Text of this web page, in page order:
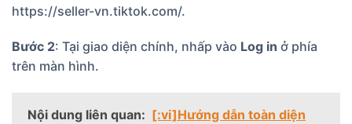
https://seller-vn.tiktok.com/.
Bước 2: Tại giao diện chính, nhấp vào Log in ở phía
trên màn hình.
Nội dung liên quan: [:vi]Hướng dẫn toàn diện